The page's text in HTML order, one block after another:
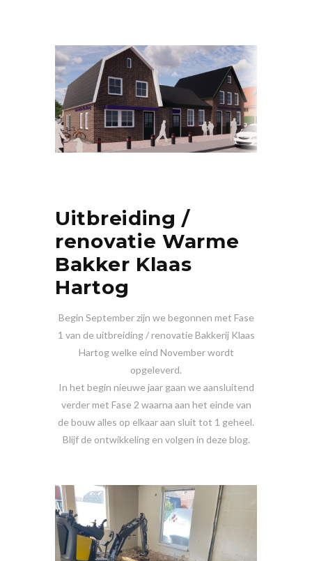
Uitbreiding /
renovatie Warme
Bakker Klaas
Hartog
Begin September zijn we begonnen met Fase
1 van de uitbreiding / renovatie Bakkerij Klaas
Hartog welke eind November wordt
opgeleverd.
In het begin nieuwe jaar gaan we aansluitend
verder met Fase 2 waarna aan het einde van
de bouw alles op elkaar aan sluit tot 1 geheel.
Blijf de ontwikkeling en volgen in deze blog.